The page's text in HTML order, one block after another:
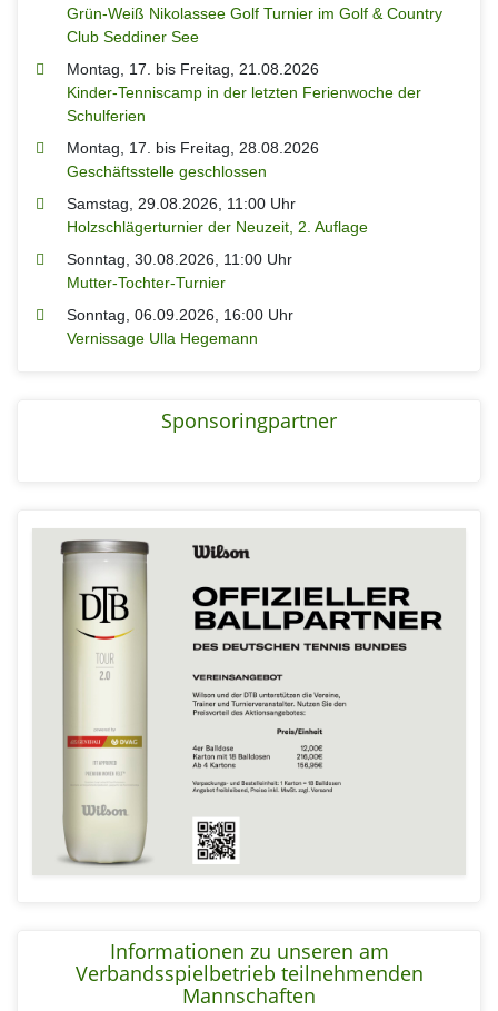
Grün-Weiß Nikolassee Golf Turnier im Golf & Country
Club Seddiner See
Montag, 17.
bis Freitag, 21.08.2026
Kinder-Tenniscamp in der letzten Ferienwoche der
Schulferien
Montag, 17.
bis Freitag, 28.08.2026
Geschäftsstelle geschlossen
Samstag, 29.08.2026, 11:00 Uhr
Holzschlägerturnier der Neuzeit, 2. Auflage
Sonntag, 30.08.2026, 11:00 Uhr
Mutter-Tochter-Turnier
Sonntag, 06.09.2026, 16:00 Uhr
Vernissage Ulla Hegemann
Sponsoringpartner
Informationen zu unseren am
Verbandsspielbetrieb teilnehmenden
Mannschaften